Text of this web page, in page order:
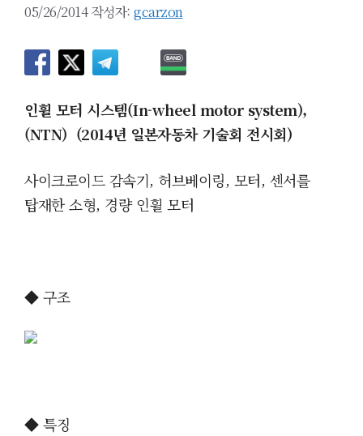
05/26/2014 작성자: gcarzon
인휠 모터 시스템(In-wheel motor system),
(NTN) (2014년 일본자동차 기술회 전시회)
사이크로이드 감속기, 허브베이링, 모터, 센서를
탑재한 소형, 경량 인휠 모터
◆ 구조
◆ 특징